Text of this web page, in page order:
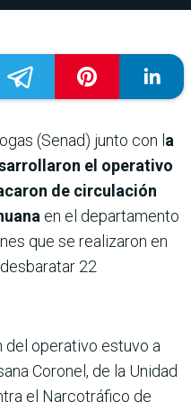
(Senad) junto con la
el operativo
de circulación
en el departamento
que se realizaron en
22
del operativo estuvo a
Coronel, de la Unidad
el Narcotráfico de